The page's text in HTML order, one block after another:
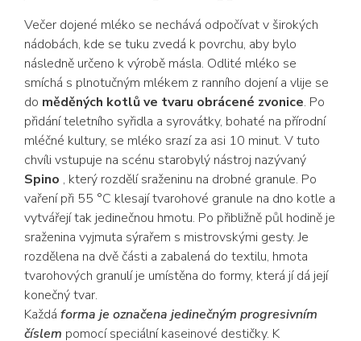
Večer dojené mléko se nechává odpočívat v širokých
nádobách, kde se tuku zvedá k povrchu, aby bylo
následně určeno k výrobě másla. Odlité mléko se
smíchá s plnotučným mlékem z ranního dojení a vlije se
do měděných kotlů ve tvaru obrácené zvonice. Po
přidání teletního syřidla a syrovátky, bohaté na přírodní
mléčné kultury, se mléko srazí za asi 10 minut. V tuto
chvíli vstupuje na scénu starobylý nástroj nazývaný
Spino , který rozdělí sraženinu na drobné granule. Po
vaření při 55 °C klesají tvarohové granule na dno kotle a
vytvářejí tak jedinečnou hmotu. Po přibližně půl hodině je
sraženina vyjmuta sýrařem s mistrovskými gesty. Je
rozdělena na dvě části a zabalená do textilu, hmota
tvarohových granulí je umístěna do formy, která jí dá její
konečný tvar.
Každá forma je označena jedinečným progresivním
číslem pomocí speciální kaseinové destičky. K